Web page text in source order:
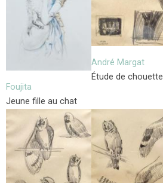
Foujita
Jeune fille au chat
André Margat
Étude de chouette